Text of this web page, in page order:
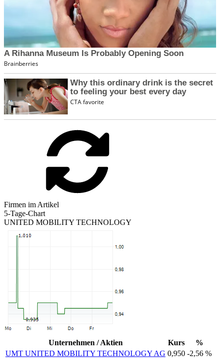
Firmen im Artikel
5-Tage-Chart
UNITED MOBILITY TECHNOLOGY
Unternehmen / Aktien Kurs
%
UMT UNITED MOBILITY TECHNOLOGY AG 0,950 -2,56 %